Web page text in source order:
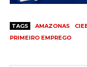
TAGS AMAZONAS
PRIMEIRO EMPREGO